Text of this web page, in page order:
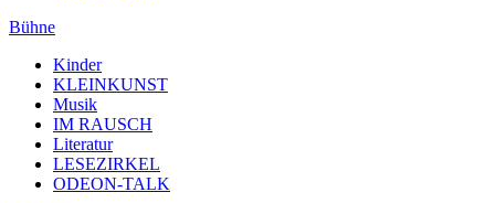
Bühne
Kinder
KLEINKUNST
Musik
IM RAUSCH
Literatur
LESEZIRKEL
ODEON-TALK